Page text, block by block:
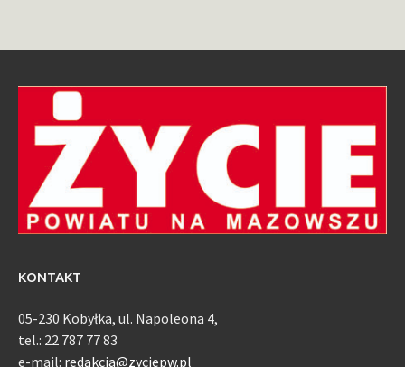
KONTAKT
05-230 Kobyłka, ul. Napoleona 4,
tel.: 22 787 77 83
e-mail: redakcja@zyciepw.pl